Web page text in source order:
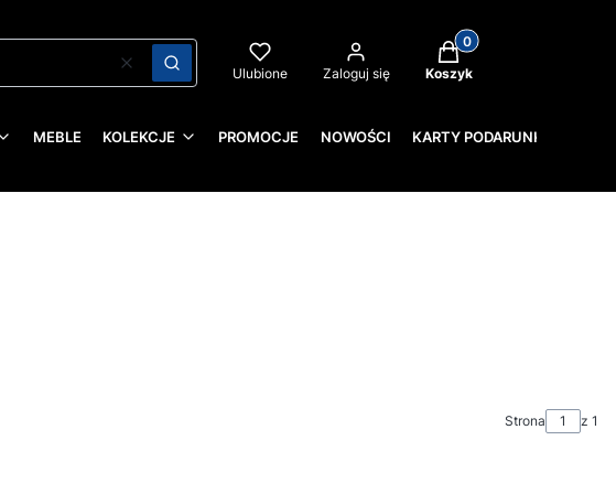
WyczyśćSzukaj Ulubione Zaloguj się
Produkty w koszyku:
Koszyk
MEBLE KOLEKCJE PROMOCJE NOWOŚCI KARTY PODARUNKOWE
Strona z 1